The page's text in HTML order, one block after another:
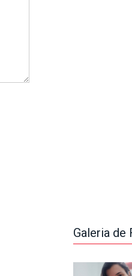
Galeria de